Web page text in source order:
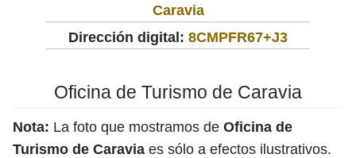
Caravia
Dirección digital: 8CMPFR67+J3
Oficina de Turismo de Caravia
Nota: La foto que mostramos de Oficina de
Turismo de Caravia es sólo a efectos ilustrativos.